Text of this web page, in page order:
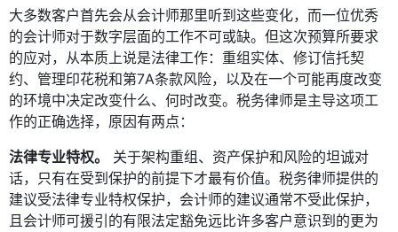
大多数客户首先会从会计师那里听到这些变化，而一位优秀
的会计师对于数字层面的工作不可或缺。但这次预算所要求
的应对，从本质上说是法律工作：重组实体、修订信托契
约、管理印花税和第7A条款风险，以及在一个可能再度改变
的环境中决定改变什么、何时改变。税务律师是主导这项工
作的正确选择，原因有两点：
法律专业特权。
关于架构重组、资产保护和风险的坦诚对
话，只有在受到保护的前提下才最有价值。税务律师提供的
建议受法律专业特权保护，会计师的建议通常不受此保护，
且会计师可援引的有限法定豁免远比许多客户意识到的更为